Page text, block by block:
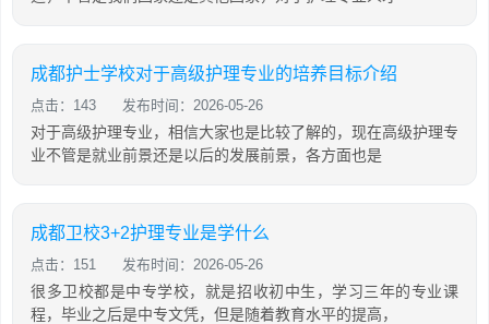
成都护士学校对于高级护理专业的培养目标介绍
点击：143 发布时间：2026-05-26
对于高级护理专业，相信大家也是比较了解的，现在高级护理专
业不管是就业前景还是以后的发展前景，各方面也是
成都卫校3+2护理专业是学什么
点击：151 发布时间：2026-05-26
很多卫校都是中专学校，就是招收初中生，学习三年的专业课
程，毕业之后是中专文凭，但是随着教育水平的提高，